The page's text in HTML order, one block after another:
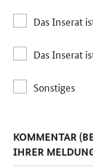
Das Inserat
Das Inserat
Sonstiges
KOMMENTAR
IHRER